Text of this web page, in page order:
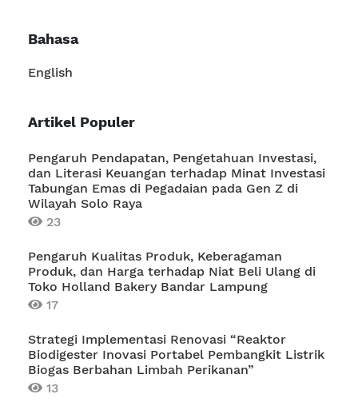
Bahasa
English
Artikel Populer
Pengaruh Pendapatan, Pengetahuan Investasi,
dan Literasi Keuangan terhadap Minat Investasi
Tabungan Emas di Pegadaian pada Gen Z di
Wilayah Solo Raya
23
Pengaruh Kualitas Produk, Keberagaman
Produk, dan Harga terhadap Niat Beli Ulang di
Toko Holland Bakery Bandar Lampung
17
Strategi Implementasi Renovasi “Reaktor
Biodigester Inovasi Portabel Pembangkit Listrik
Biogas Berbahan Limbah Perikanan”
13